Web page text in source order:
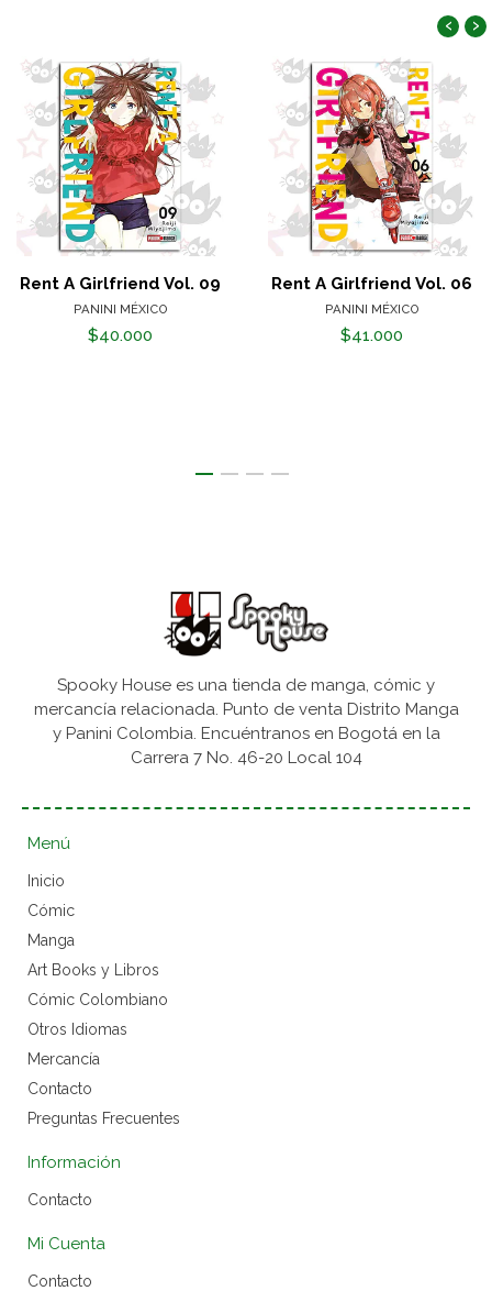
Rent A Girlfriend Vol. 09
PANINI MÉXICO
$40.000
Rent A Girlfriend Vol. 06
PANINI MÉXICO
$41.000
‹ ›
Spooky House es una tienda de manga, cómic y
mercancía relacionada. Punto de venta Distrito Manga
y Panini Colombia. Encuéntranos en Bogotá en la
Carrera 7 No. 46-20 Local 104
Menú
Inicio
Cómic
Manga
Art Books y Libros
Cómic Colombiano
Otros Idiomas
Mercancía
Contacto
Preguntas Frecuentes
Información
Contacto
Mi Cuenta
Contacto